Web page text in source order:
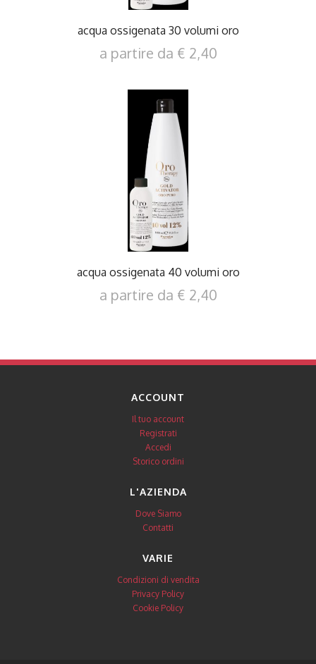
acqua ossigenata 30 volumi oro
a partire da € 2,40
DETTAGLI
acqua ossigenata 40 volumi oro
a partire da € 2,40
ACCOUNT
Il tuo account
Registrati
Accedi
Storico ordini
L'AZIENDA
Dove Siamo
Contatti
VARIE
Condizioni di vendita
Privacy Policy
Cookie Policy